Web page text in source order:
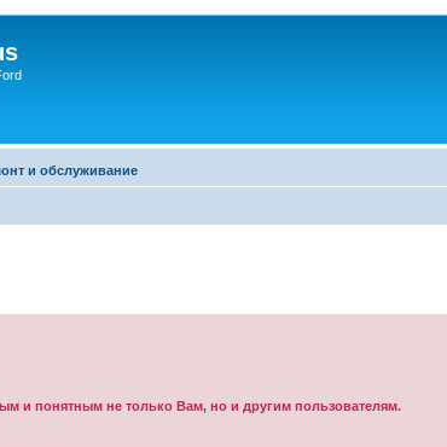
и обслуживание
и понятным не только Вам, но и другим пользователям.